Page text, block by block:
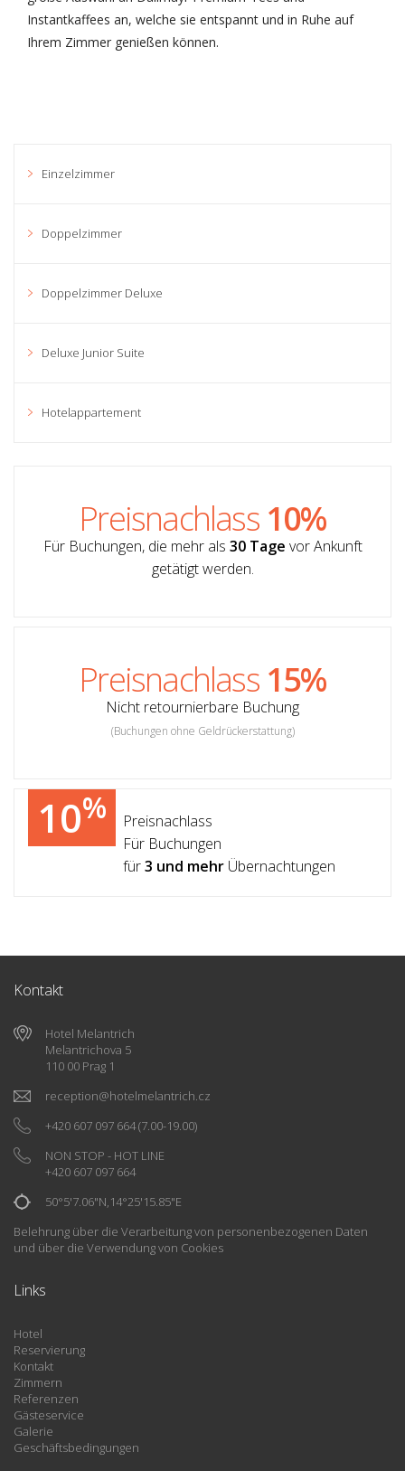
Instantkaffees an, welche sie entspannt und in Ruhe auf
Ihrem Zimmer genießen können.
Einzelzimmer
Doppelzimmer
Doppelzimmer Deluxe
Deluxe Junior Suite
Hotelappartement
Preisnachlass 10%
Für Buchungen, die mehr als 30 Tage vor Ankunft
getätigt werden.
Preisnachlass 15%
Nicht retournierbare Buchung
(Buchungen ohne Geldrückerstattung)
10%
Preisnachlass
Für Buchungen
für3 und mehr Übernachtungen
Kontakt
Hotel Melantrich
Melantrichova 5
110 00 Prag 1
reception@hotelmelantrich.cz
+420 607 097 664(7.00-19.00)
NON STOP - HOT LINE
+420 607 097 664
50°5'7.06"N,14°25'15.85"E
Belehrung über die Verarbeitung von personenbezogenen Daten
und über die Verwendung von Cookies
Links
Hotel
Reservierung
Kontakt
Zimmern
Referenzen
Gästeservice
Galerie
Geschäftsbedingungen